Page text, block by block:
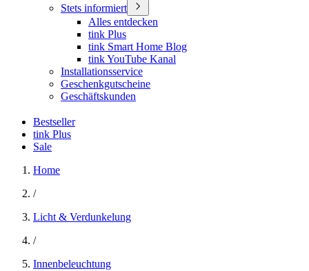
Stets informiert
Alles entdecken
tink Plus
tink Smart Home Blog
tink YouTube Kanal
Installationsservice
Geschenkgutscheine
Geschäftskunden
Bestseller
tink Plus
Sale
Home
/
Licht & Verdunkelung
/
Innenbeleuchtung